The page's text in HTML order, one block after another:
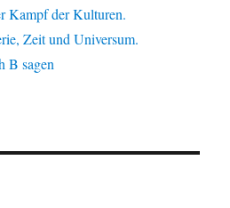
Kampf der Kulturen.
Zeit und Universum.
B sagen